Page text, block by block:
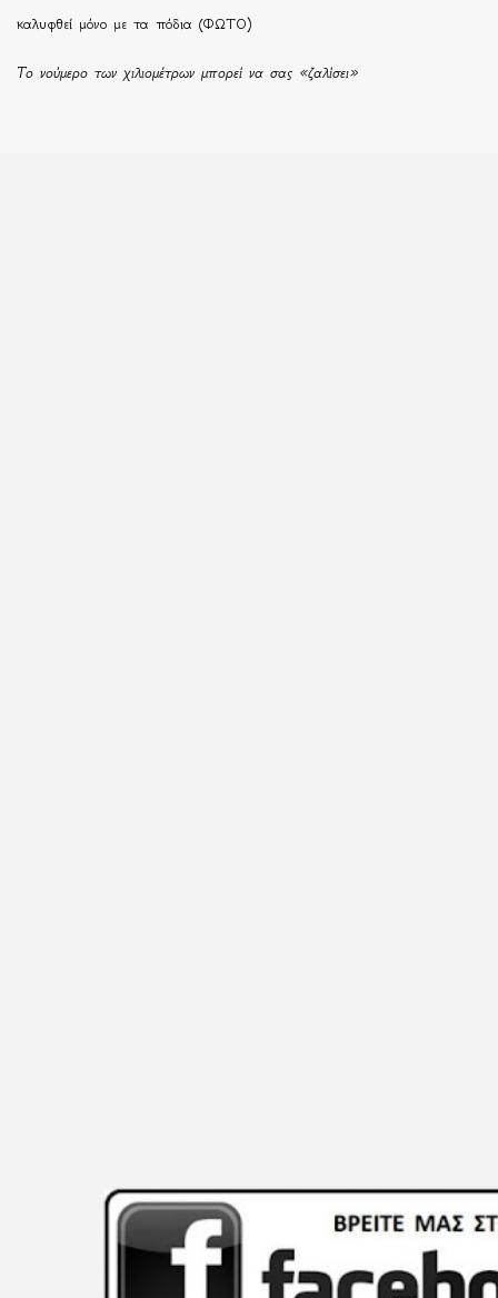
καλυφθεί μόνο με τα πόδια (ΦΩΤΟ)
Το νούμερο των χιλιομέτρων μπορεί να σας «ζαλίσει»